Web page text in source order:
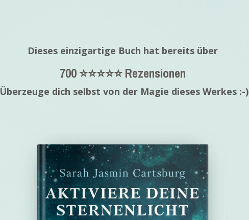
Dieses einzigartige Buch hat bereits über
700 ⭐️⭐️⭐️⭐️⭐️ Rezensionen
Überzeuge dich selbst von der Magie dieses Werkes :-)